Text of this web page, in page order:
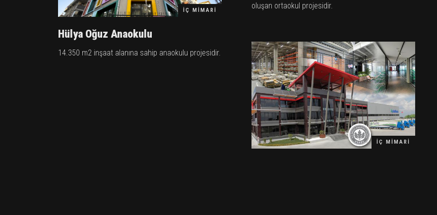
oluşan ortaokul projesidir.
İÇ MIMARI
Hülya Oğuz Anaokulu
14.350 m2 inşaat alanına sahip anaokulu projesidir.
İÇ MIMARI